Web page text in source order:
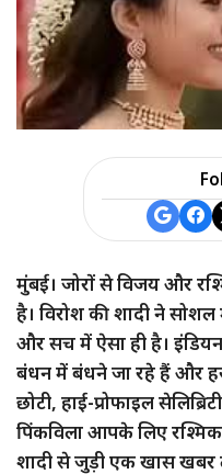
मुंबई। जोरों से विजय और
है। विरोश की शादी ने
और सच में ऐसा ही है। इंडियन
बंधन में बंधने जा रहे हैं और
छोटी, हाई-प्रोफाइल
पिंकविला आपके लिए
शादी से जुड़ी एक खास